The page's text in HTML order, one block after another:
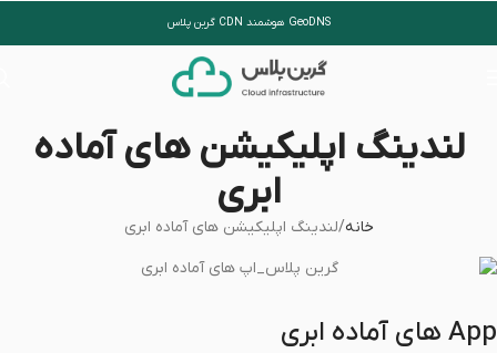
GeoDNS هوشمند CDN گرین پلاس
لندینگ اپلیکیشن های آماده
ابری
خانه لندینگ اپلیکیشن های آماده ابری
App های آماده ابری